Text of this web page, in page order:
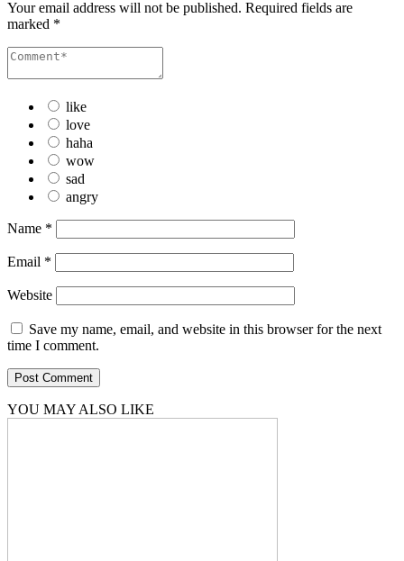
Your email address will not be published. Required fields are
marked *
like
love
haha
wow
sad
angry
Name *
Email *
Website
Save my name, email, and website in this browser for the next
time I comment.
YOU MAY ALSO LIKE